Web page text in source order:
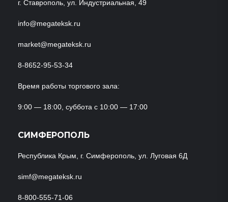
г. Ставрополь, ул. Индустриальная, 49
info@megateksk.ru
market@megateksk.ru
8-8652-95-53-34
Время работы торгового зала:
9:00 — 18:00, суббота с 10:00 — 17:00
СИМФЕРОПОЛЬ
Республика Крым, г. Симферополь, ул. Луговая 6Д
simf@megateksk.ru
8-800-555-71-06